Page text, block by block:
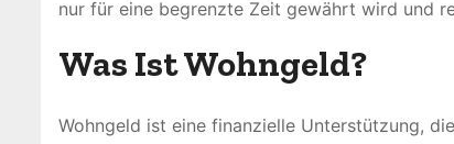
nur für eine begrenzte Zeit gewährt wird und
Was Ist Wohngeld?
Wohngeld ist eine finanzielle Unterstützung,